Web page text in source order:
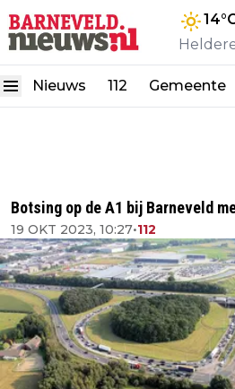
14
Nieuws 112 Gemeente
Botsing op de A1 bij Barneveld
19 OKT 2023, 10:27•112